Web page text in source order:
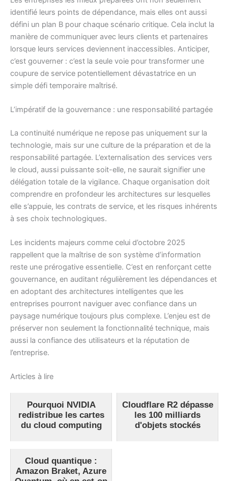
identifié leurs points de dépendance, mais elles ont aussi
défini un plan B pour chaque scénario critique. Cela inclut la
manière de communiquer avec leurs clients et partenaires
lorsque leurs services deviennent inaccessibles. Anticiper,
c’est gouverner : c’est la seule voie pour transformer une
coupure de service potentiellement dévastatrice en un
simple défi temporaire maîtrisé.
L’impératif de la gouvernance : une responsabilité partagée
La continuité numérique ne repose pas uniquement sur la
technologie, mais sur une culture de la préparation et de la
responsabilité partagée. L’externalisation des services vers
le cloud, aussi puissante soit-elle, ne saurait signifier une
délégation totale de la vigilance. Chaque organisation doit
comprendre en profondeur les architectures sur lesquelles
elle s’appuie, les contrats de service, et les risques inhérents
à ses choix technologiques.
Les incidents majeurs comme celui d’octobre 2025
rappellent que la maîtrise de son système d’information
reste une prérogative essentielle. C’est en renforçant cette
gouvernance, en auditant régulièrement les dépendances et
en adoptant des architectures intelligentes que les
entreprises pourront naviguer avec confiance dans un
paysage numérique toujours plus complexe. L’enjeu est de
préserver non seulement la fonctionnalité technique, mais
aussi la confiance des utilisateurs et la réputation de
l’entreprise.
Articles à lire
Pourquoi NVIDIA
redistribue les cartes
du cloud computing
Cloudflare R2 dépasse
les 100 milliards
d'objets stockés
Cloud quantique :
Amazon Braket, Azure